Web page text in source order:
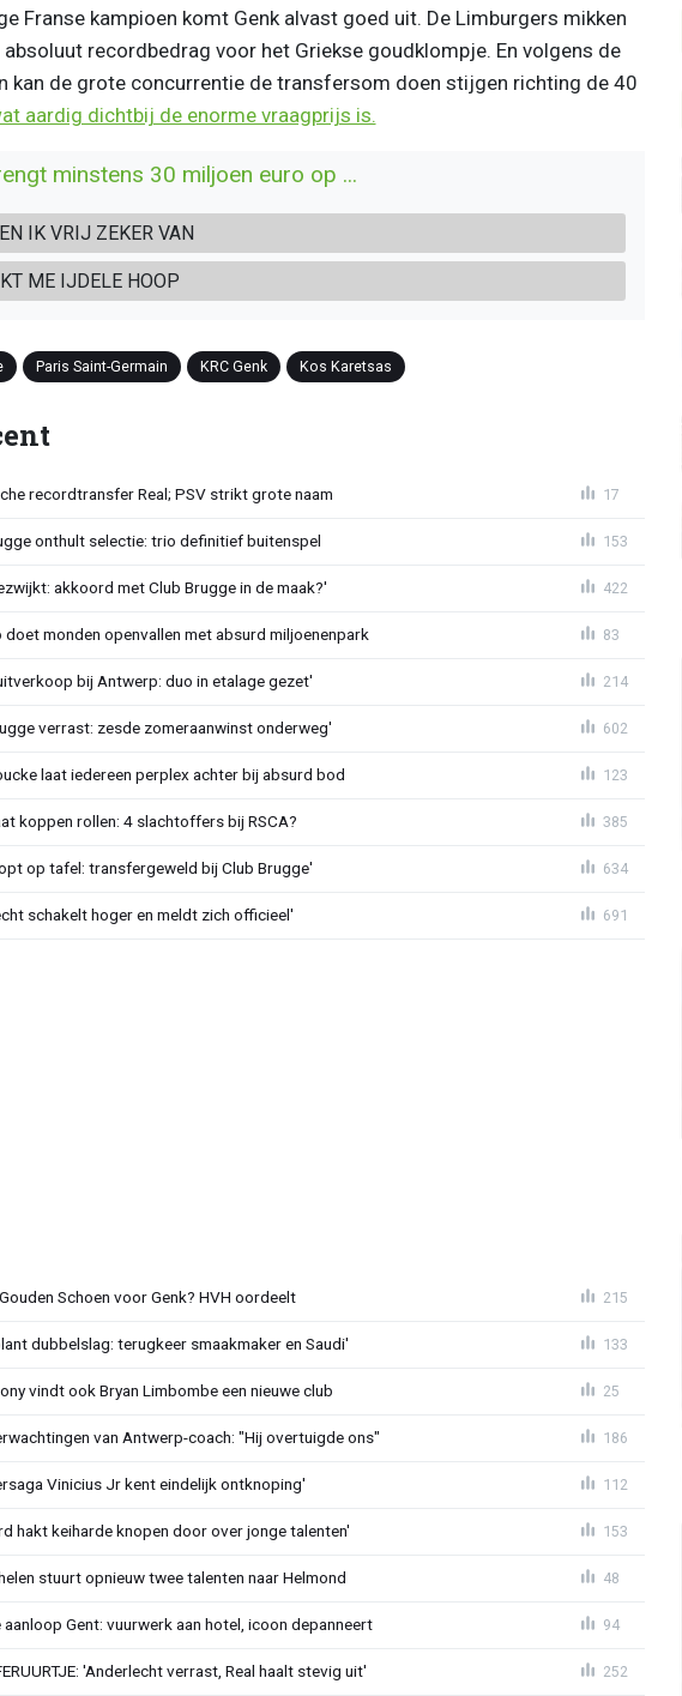
Franse kampioen komt Genk alvast goed uit. De Limburgers mikken
recordbedrag voor het Griekse goudklompje. En volgens de
kan de grote concurrentie de transfersom doen stijgen richting de 40
aardig dichtbij de enorme vraagprijs is.
minstens 30 miljoen euro op ...
IK VRIJ ZEKER VAN
ME IJDELE HOOP
Paris Saint-Germain KRC Genk Kos Karetsas
recordtransfer Real; PSV strikt grote naam 17
onthult selectie: trio definitief buitenspel 153
akkoord met Club Brugge in de maak?' 422
doet monden openvallen met absurd miljoenenpark 83
bij Antwerp: duo in etalage gezet' 214
verrast: zesde zomeraanwinst onderweg' 602
laat iedereen perplex achter bij absurd bod 123
koppen rollen: 4 slachtoffers bij RSCA? 385
op tafel: transfergeweld bij Club Brugge' 634
schakelt hoger en meldt zich officieel' 691
Schoen voor Genk? HVH oordeelt 215
dubbelslag: terugkeer smaakmaker en Saudi' 133
vindt ook Bryan Limbombe een nieuwe club 25
van Antwerp-coach: "Hij overtuigde ons" 186
Vinicius Jr kent eindelijk ontknoping' 112
hakt keiharde knopen door over jonge talenten' 153
stuurt opnieuw twee talenten naar Helmond 48
aanloop Gent: vuurwerk aan hotel, icoon depanneert 94
'Anderlecht verrast, Real haalt stevig uit' 252